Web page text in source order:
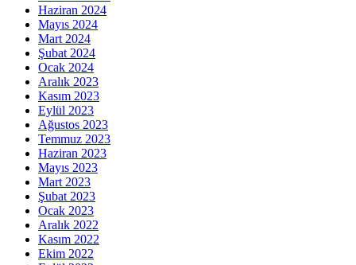
Haziran 2024
Mayıs 2024
Mart 2024
Şubat 2024
Ocak 2024
Aralık 2023
Kasım 2023
Eylül 2023
Ağustos 2023
Temmuz 2023
Haziran 2023
Mayıs 2023
Mart 2023
Şubat 2023
Ocak 2023
Aralık 2022
Kasım 2022
Ekim 2022